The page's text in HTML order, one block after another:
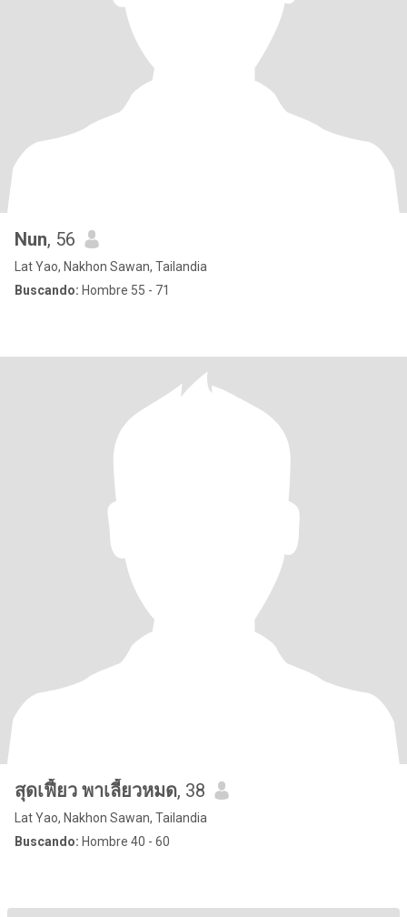
Nun, 56
Lat Yao, Nakhon Sawan, Tailandia
Buscando: Hombre 55 - 71
สุดเฟี้ยว พาเลี้ยวหมด, 38
Lat Yao, Nakhon Sawan, Tailandia
Buscando: Hombre 40 - 60